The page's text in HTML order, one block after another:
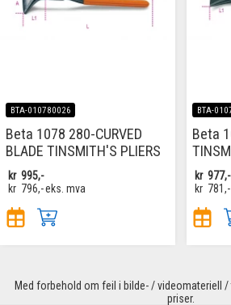
BTA-010780026
Beta 1078 280-CURVED
BLADE TINSMITH'S PLIERS
kr 995,-
kr 796,-eks. mva
BTA-
Beta
kr 977,-
kr 781,-
Med forbehold om feil i bilde- / videomateriell
priser.